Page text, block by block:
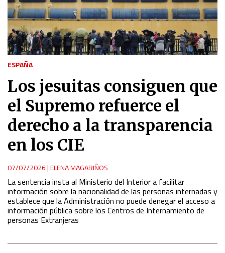
ESPAÑA
Los jesuitas consiguen que
el Supremo refuerce el
derecho a la transparencia
en los CIE
07/07/2026|ELENA MAGARIÑOS
La sentencia insta al Ministerio del Interior a facilitar
información sobre la nacionalidad de las personas internadas y
establece que la Administración no puede denegar el acceso a
información pública sobre los Centros de Internamiento de
personas Extranjeras